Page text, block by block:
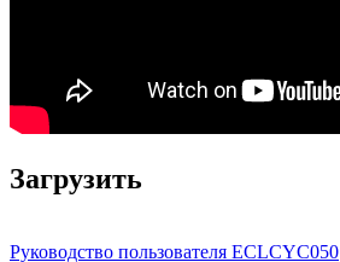
Загрузить
Руководство пользователя ECLCYC050